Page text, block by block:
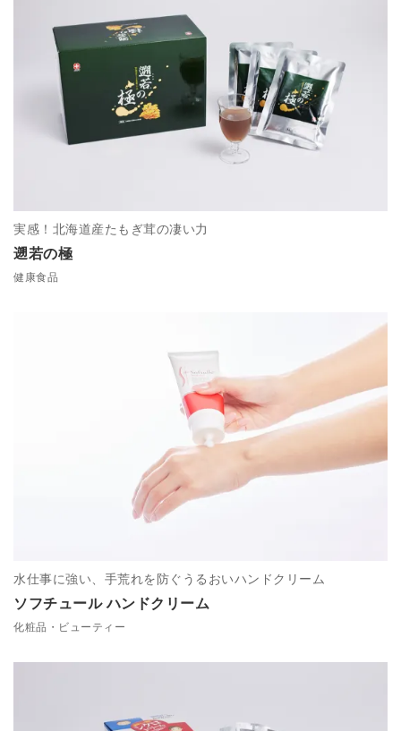
遡若の極
実感！北海道産たもぎ茸の凄い力
健康食品
ソフチュール ハンドクリーム
水仕事に強い、手荒れを防ぐうるおいハンドクリーム
化粧品・ビューティー